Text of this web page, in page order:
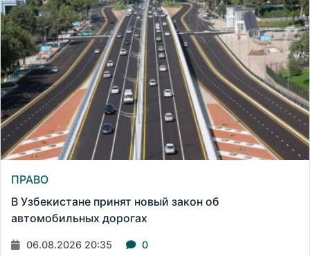
ПРАВО
В Узбекистане принят новый закон об
автомобильных дорогах
06.08.2026 20:35 0